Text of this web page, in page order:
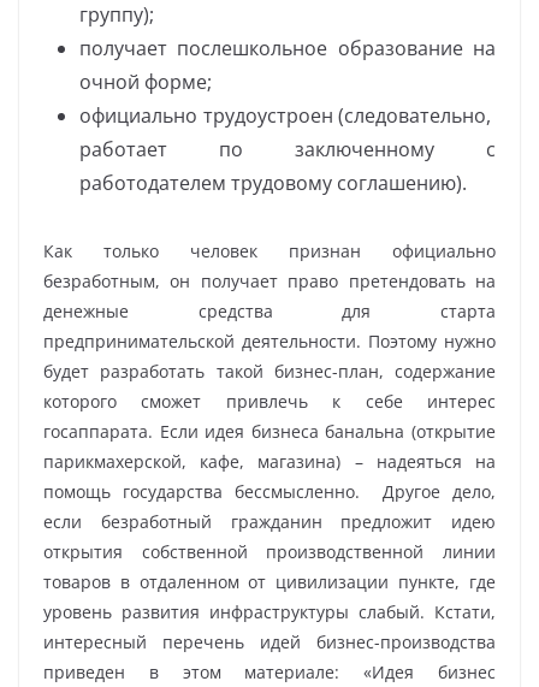
группу);
получает послешкольное образование на
очной форме;
официально трудоустроен (следовательно,
работает по заключенному с
работодателем трудовому соглашению).
Как только человек признан официально
безработным, он получает право претендовать на
денежные средства для старта
предпринимательской деятельности. Поэтому нужно
будет разработать такой бизнес-план, содержание
которого сможет привлечь к себе интерес
госаппарата. Если идея бизнеса банальна (открытие
парикмахерской, кафе, магазина) – надеяться на
помощь государства бессмысленно. Другое дело,
если безработный гражданин предложит идею
открытия собственной производственной линии
товаров в отдаленном от цивилизации пункте, где
уровень развития инфраструктуры слабый. Кстати,
интересный перечень идей бизнес-производства
приведен в этом материале: «Идея бизнес